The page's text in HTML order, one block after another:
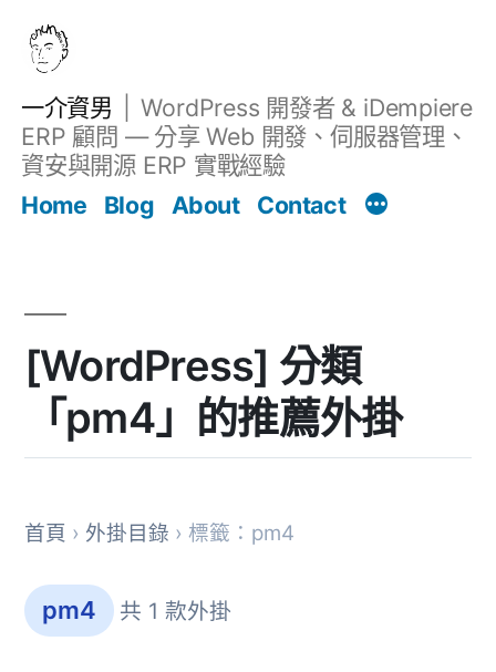
一介資男
WordPress 開發者 & iDempiere
ERP 顧問 — 分享 Web 開發、伺服器管理、
資安與開源 ERP 實戰經驗
Home
Blog About Contact
[WordPress] 分類
「pm4」的推薦外掛
首頁 › 外掛目錄 › 標籤：pm4
pm4 共 1 款外掛
文章